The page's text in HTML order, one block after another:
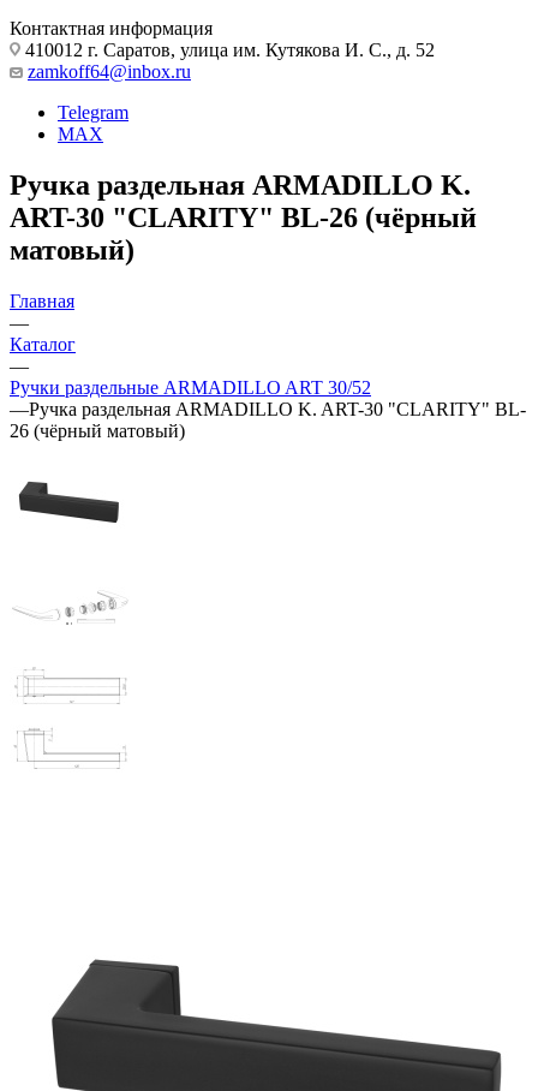
Контактная информация
410012 г. Саратов, улица им. Кутякова И. С., д. 52
zamkoff64@inbox.ru
Telegram
MAX
Ручка раздельная ARMADILLO K.
ART-30 "CLARITY" BL-26 (чёрный
матовый)
Главная
—
Каталог
—
Ручки раздельные ARMADILLO ART 30/52
—Ручка раздельная ARMADILLO K. ART-30 "CLARITY" BL-
26 (чёрный матовый)